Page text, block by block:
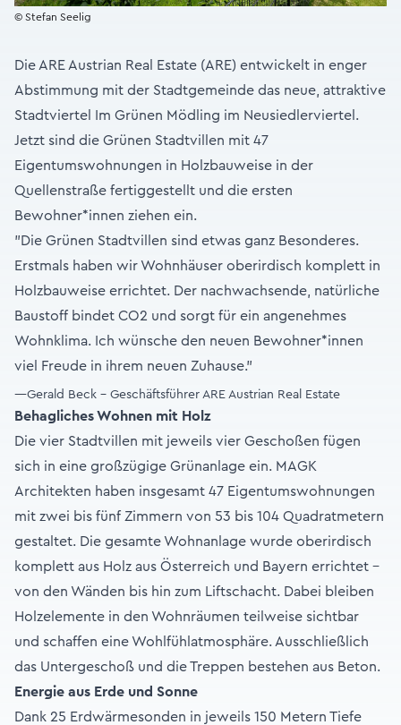
© Stefan Seelig
Die ARE Austrian Real Estate (ARE) entwickelt in enger
Abstimmung mit der Stadtgemeinde das neue, attraktive
Stadtviertel Im Grünen Mödling im Neusiedlerviertel.
Jetzt sind die Grünen Stadtvillen mit 47
Eigentumswohnungen in Holzbauweise in der
Quellenstraße fertiggestellt und die ersten
Bewohner*innen ziehen ein.
"Die Grünen Stadtvillen sind etwas ganz Besonderes.
Erstmals haben wir Wohnhäuser oberirdisch komplett in
Holzbauweise errichtet. Der nachwachsende, natürliche
Baustoff bindet CO2 und sorgt für ein angenehmes
Wohnklima. Ich wünsche den neuen Bewohner*innen
viel Freude in ihrem neuen Zuhause."
—Gerald Beck - Geschäftsführer ARE Austrian Real Estate
Behagliches Wohnen mit Holz
Die vier Stadtvillen mit jeweils vier Geschoßen fügen
sich in eine großzügige Grünanlage ein. MAGK
Architekten haben insgesamt 47 Eigentumswohnungen
mit zwei bis fünf Zimmern von 53 bis 104 Quadratmetern
gestaltet. Die gesamte Wohnanlage wurde oberirdisch
komplett aus Holz aus Österreich und Bayern errichtet –
von den Wänden bis hin zum Liftschacht. Dabei bleiben
Holzelemente in den Wohnräumen teilweise sichtbar
und schaffen eine Wohlfühlatmosphäre. Ausschließlich
das Untergeschoß und die Treppen bestehen aus Beton.
Energie aus Erde und Sonne
Dank 25 Erdwärmesonden in jeweils 150 Metern Tiefe